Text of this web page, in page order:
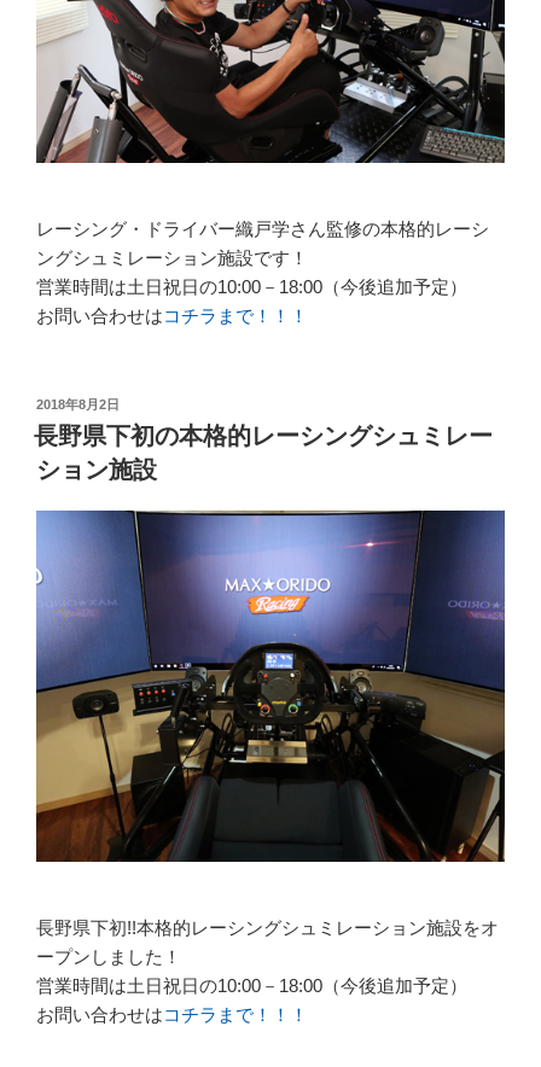
レーシング・ドライバー織戸学さん監修の本格的レーシ
ングシュミレーション施設です！
営業時間は土日祝日の10:00－18:00（今後追加予定）
お問い合わせはコチラまで！！！
投
稿
日:
2018年8月2日
長野県下初の本格的レーシングシュミレー
ション施設
長野県下初!!本格的レーシングシュミレーション施設をオ
ープンしました！
営業時間は土日祝日の10:00－18:00（今後追加予定）
お問い合わせはコチラまで！！！